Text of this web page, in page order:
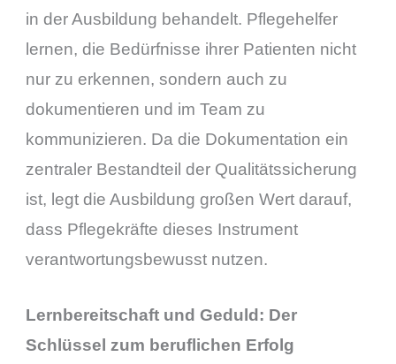
in der Ausbildung behandelt. Pflegehelfer
lernen, die Bedürfnisse ihrer Patienten nicht
nur zu erkennen, sondern auch zu
dokumentieren und im Team zu
kommunizieren. Da die Dokumentation ein
zentraler Bestandteil der Qualitätssicherung
ist, legt die Ausbildung großen Wert darauf,
dass Pflegekräfte dieses Instrument
verantwortungsbewusst nutzen.
Lernbereitschaft und Geduld: Der
Schlüssel zum beruflichen Erfolg